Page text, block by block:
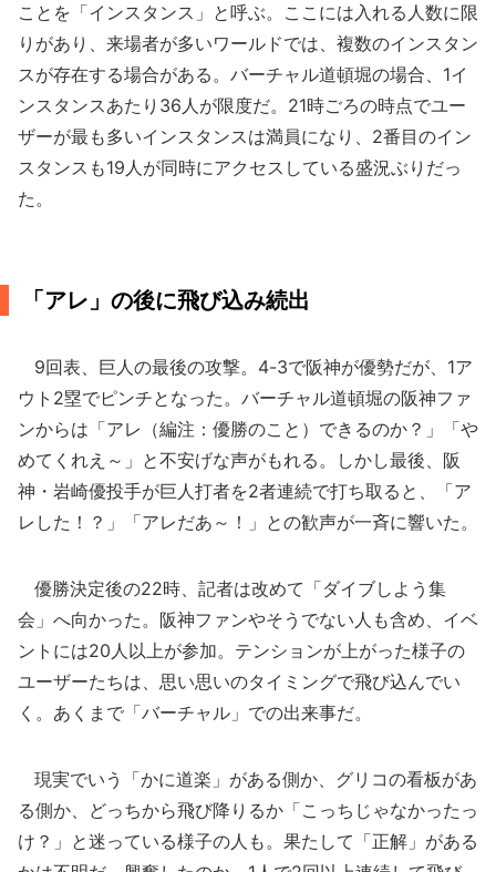
ことを「インスタンス」と呼ぶ。ここには入れる人数に限
りがあり、来場者が多いワールドでは、複数のインスタン
スが存在する場合がある。バーチャル道頓堀の場合、1イ
ンスタンスあたり36人が限度だ。21時ごろの時点でユー
ザーが最も多いインスタンスは満員になり、2番目のイン
スタンスも19人が同時にアクセスしている盛況ぶりだっ
た。
「アレ」の後に飛び込み続出
9回表、巨人の最後の攻撃。4-3で阪神が優勢だが、1ア
ウト2塁でピンチとなった。バーチャル道頓堀の阪神ファ
ンからは「アレ（編注：優勝のこと）できるのか？」「や
めてくれえ～」と不安げな声がもれる。しかし最後、阪
神・岩崎優投手が巨人打者を2者連続で打ち取ると、「ア
レした！？」「アレだあ～！」との歓声が一斉に響いた。
優勝決定後の22時、記者は改めて「ダイブしよう集
会」へ向かった。阪神ファンやそうでない人も含め、イベ
ントには20人以上が参加。テンションが上がった様子の
ユーザーたちは、思い思いのタイミングで飛び込んでい
く。あくまで「バーチャル」での出来事だ。
現実でいう「かに道楽」がある側か、グリコの看板があ
る側か、どっちから飛び降りるか「こっちじゃなかったっ
け？」と迷っている様子の人も。果たして「正解」がある